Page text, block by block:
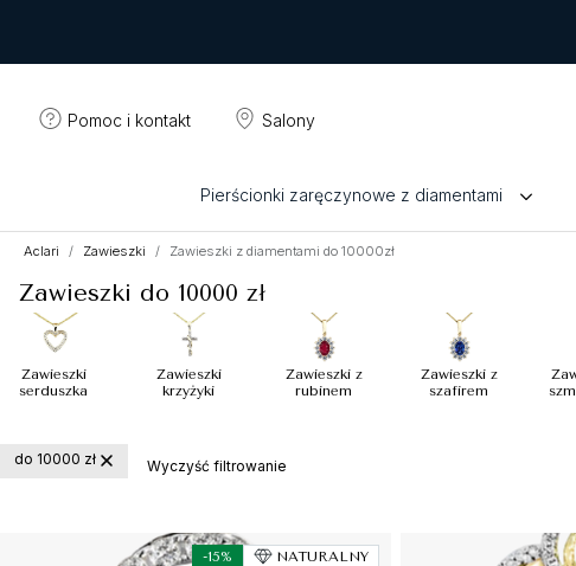
Pomoc i kontakt Salony
Pierścionki zaręczynowe z diamentami
Aclari Zawieszki Zawieszki z diamentami do 10000zł
Zawieszki do 10000 zł
Zawieszki
serduszka
Zawieszki
krzyżyki
Zawieszki z
rubinem
Zawieszki z
szafirem
do 10000 zł Wyczyść filtrowanie
-15% NATURALNY